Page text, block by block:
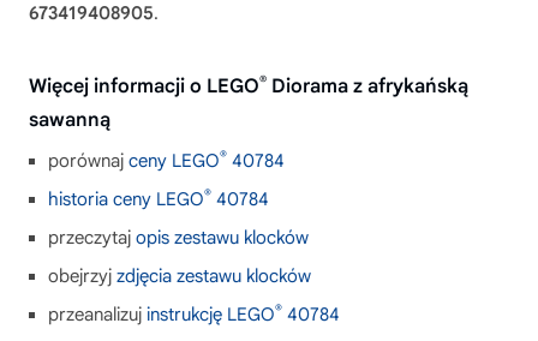
673419408905.
Więcej informacji o LEGO® Diorama z afrykańską
sawanną
porównaj ceny LEGO® 40784
historia ceny LEGO® 40784
przeczytaj opis zestawu klocków
obejrzyj zdjęcia zestawu klocków
przeanalizuj instrukcję LEGO® 40784